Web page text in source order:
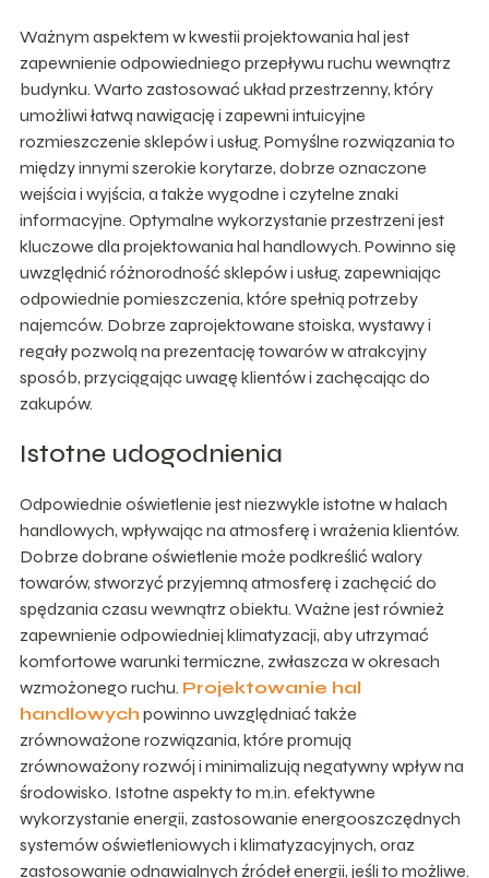
Ważnym aspektem w kwestii projektowania hal jest
zapewnienie odpowiedniego przepływu ruchu wewnątrz
budynku. Warto zastosować układ przestrzenny, który
umożliwi łatwą nawigację i zapewni intuicyjne
rozmieszczenie sklepów i usług. Pomyślne rozwiązania to
między innymi szerokie korytarze, dobrze oznaczone
wejścia i wyjścia, a także wygodne i czytelne znaki
informacyjne. Optymalne wykorzystanie przestrzeni jest
kluczowe dla projektowania hal handlowych. Powinno się
uwzględnić różnorodność sklepów i usług, zapewniając
odpowiednie pomieszczenia, które spełnią potrzeby
najemców. Dobrze zaprojektowane stoiska, wystawy i
regały pozwolą na prezentację towarów w atrakcyjny
sposób, przyciągając uwagę klientów i zachęcając do
zakupów.
Istotne udogodnienia
Odpowiednie oświetlenie jest niezwykle istotne w halach
handlowych, wpływając na atmosferę i wrażenia klientów.
Dobrze dobrane oświetlenie może podkreślić walory
towarów, stworzyć przyjemną atmosferę i zachęcić do
spędzania czasu wewnątrz obiektu. Ważne jest również
zapewnienie odpowiedniej klimatyzacji, aby utrzymać
komfortowe warunki termiczne, zwłaszcza w okresach
wzmożonego ruchu. Projektowanie hal
handlowych powinno uwzględniać także
zrównoważone rozwiązania, które promują
zrównoważony rozwój i minimalizują negatywny wpływ na
środowisko. Istotne aspekty to m.in. efektywne
wykorzystanie energii, zastosowanie energooszczędnych
systemów oświetleniowych i klimatyzacyjnych, oraz
zastosowanie odnawialnych źródeł energii, jeśli to możliwe.